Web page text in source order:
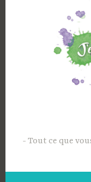
Tout ce que